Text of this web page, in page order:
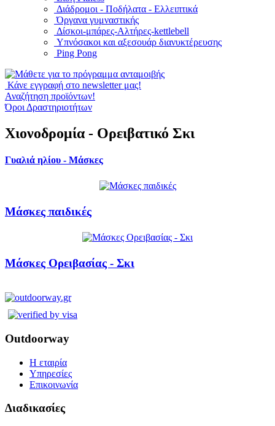
Διάδρομοι - Ποδήλατα - Ελλειπτικά
Όργανα γυμναστικής
Δίσκοι-μπάρες-Αλτήρες-kettlebell
Υπνόσακοι και αξεσουάρ διανυκτέρευσης
Ping Pong
Κάνε εγγραφή στο newsletter μας!
Αναζήτηση προϊόντων!
Όροι Δραστηριοτήτων
Χιονοδρομία - Ορειβατικό Σκι
Γυαλιά ηλίου - Μάσκες
Μάσκες παιδικές
Μάσκες Ορειβασίας - Σκι
Outdoorway
Η εταιρία
Υπηρεσίες
Επικοινωνία
Διαδικασίες